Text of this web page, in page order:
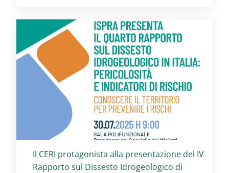
Titolo card:
Il CERI protagonista alla presentazione del IV
Rapporto sul Dissesto Idrogeologico di